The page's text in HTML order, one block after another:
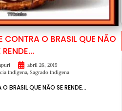
CONTRA O BRASIL QUE NÃO
RENDE…
abril 26, 2019
Indígena, Sagrado Indígena
BRASIL QUE NÃO SE RENDE…